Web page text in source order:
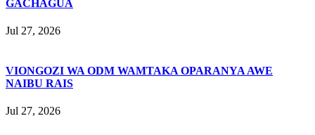
GACHAGUA
Jul 27, 2026
VIONGOZI WA ODM WAMTAKA OPARANYA AWE
NAIBU RAIS
Jul 27, 2026